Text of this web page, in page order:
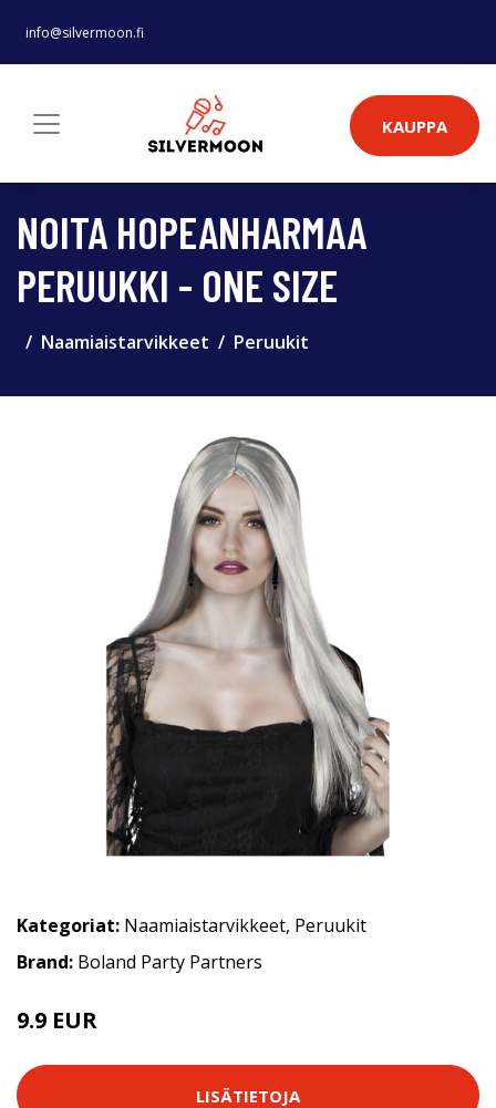
info@silvermoon.fi
KAUPPA
NOITA HOPEANHARMAA
PERUUKKI - ONE SIZE
Naamiaistarvikkeet Peruukit
Kategoriat: Naamiaistarvikkeet, Peruukit
Brand: Boland Party Partners
9.9 EUR
LISÄTIETOJA